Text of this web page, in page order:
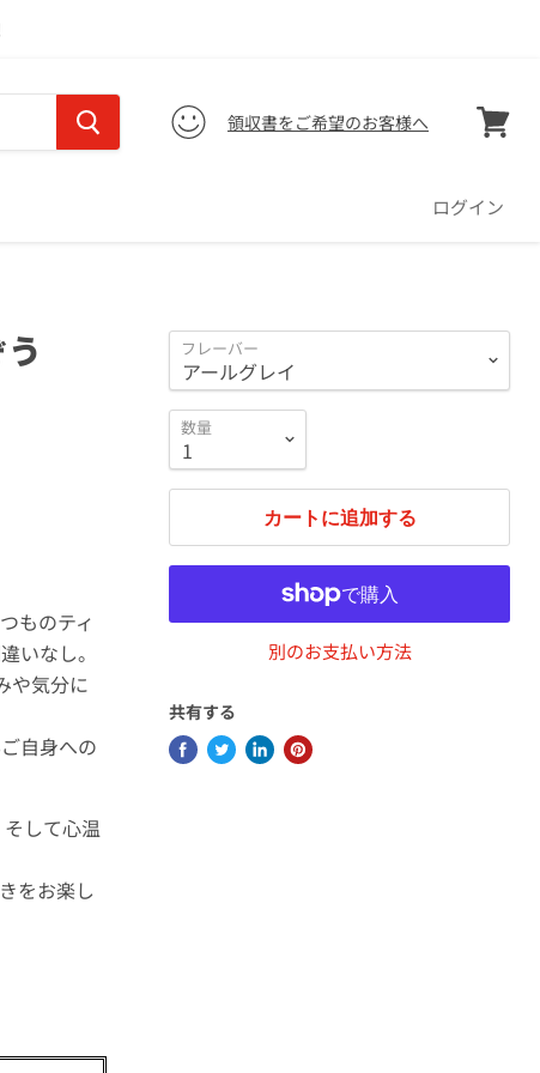
領収書をご希望のお客様へ
カ
を
ログイン
ものティ
いなし。
や気分に
自身への
して心温
をお楽し
フレーバー
数量
カートに追加する
別のお支払い方法
共有する